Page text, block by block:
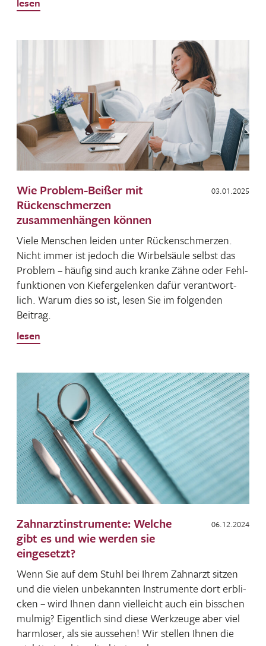
03.01.2025
Wie Problem-Beißer mit
Rückenschmerzen
zusammenhängen können
Viele Menschen leiden unter Rücken­schmerzen.
Nicht immer ist jedoch die Wirbel­säule selbst das
Problem – häufig sind auch kranke Zähne oder Fehl­
funk­tionen von Kiefer­ge­lenken dafür verant­wort­
lich. Warum dies so ist, lesen Sie im folgenden
Beitrag.
lesen
06.12.2024
Zahnarztinstrumente: Welche
gibt es und wie werden sie
eingesetzt?
Wenn Sie auf dem Stuhl bei Ihrem Zahn­arzt sitzen
und die vielen unbe­kannten Instru­mente dort erbli­
cken – wird Ihnen dann viel­leicht auch ein biss­chen
mulmig? Eigent­lich sind diese Werk­zeuge aber viel
harm­loser, als sie aussehen! Wir stellen Ihnen die